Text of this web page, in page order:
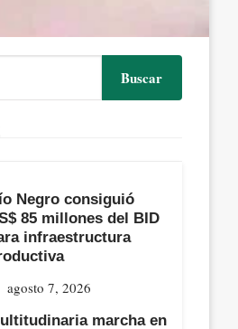
Negro consiguió
85 millones del BID
infraestructura
agosto 7, 2026
marcha en